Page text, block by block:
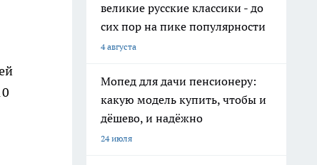
великие русские классики - до
сих пор на пике популярности
4 августа
Мопед для дачи пенсионеру:
какую модель купить, чтобы и
дёшево, и надёжно
24 июля